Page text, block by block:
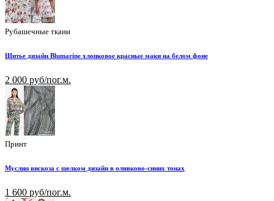
Рубашечные ткани
Шитье дизайн Blumarine хлопковое красные маки на белом фоне
2 000 руб/пог.м.
Принт
Муслин вискоза с шелком дизайн в оливково-синих тонах
1 600 руб/пог.м.